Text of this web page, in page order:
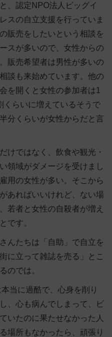
、認定NPO法人ビッグイ
スの自立支援を行っていま
販売をしたいという相談を
スが多いので、女性からの
販売希望者は男性が多いの
談も来始めています。他の
を開くと女性の参加者は1
くらいに増えているそうで
分くらいが女性からだと言
けではなく、飲食や観光・
領域がダメージを受けまし
用の女性が多い。そこから
あればいいけれど、ない場
若者と女性の自殺者が増え
です。
たちは「自助」で自立を
に立って雑誌を売る」とこ
のでは。
当に過酷で、心身を削り
、心も病んでしまって、ビ
いたのに果たせなかった人
場所もなかったら、頑張り